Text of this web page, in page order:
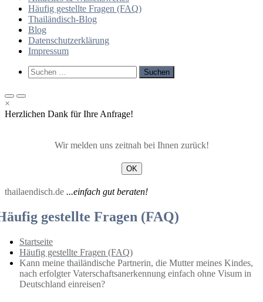
Häufig gestellte Fragen (FAQ)
Thailändisch-Blog
Blog
Datenschutzerklärung
Impressum
Such-
Formular
Suchen
nach:
Primäres
Menü
für
Primäres
Menü
für
×
Herzlichen Dank für Ihre Anfrage!
Wir melden uns zeitnah bei Ihnen zurück!
OK
thailaendisch.de ...einfach gut beraten!
gestellte Fragen (FAQ)
Startseite
Häufig gestellte Fragen (FAQ)
Kann meine thailändische Partnerin, die Mutter meines Kindes,
nach erfolgter Vaterschaftsanerkennung einfach ohne Visum in
Deutschland einreisen?